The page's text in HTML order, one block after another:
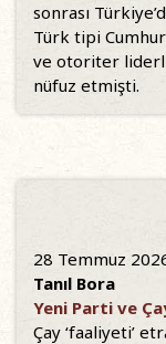
sonrası
Türk tipi
ve otoriter
nüfuz etmişti.
28 Temmuz
Tanıl Bora
Yeni Parti ve
Çay ‘faaliyeti’